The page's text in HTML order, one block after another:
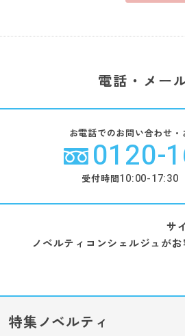
電話・メー
お電話でのお問い合わせ
0120-
受付時間10:00-17:30
サ
ノベルティコンシェルジュが
特集ノベルティ